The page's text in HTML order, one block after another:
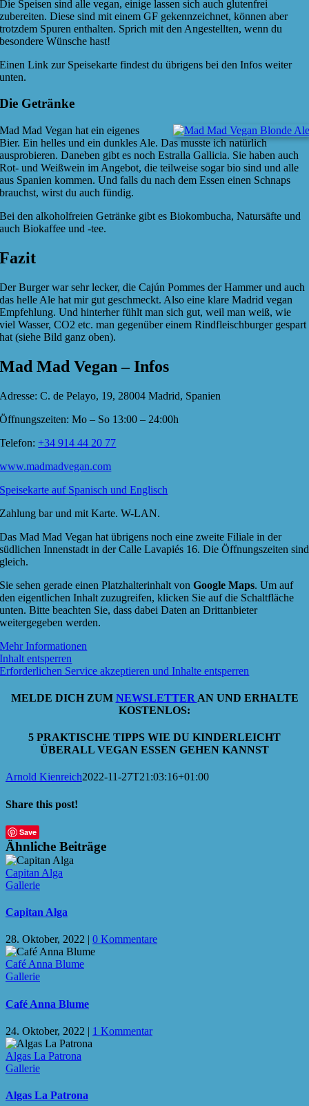
Die Speisen sind alle vegan, einige lassen sich auch glutenfrei
zubereiten. Diese sind mit einem GF gekennzeichnet, können aber
trotzdem Spuren enthalten. Sprich mit den Angestellten, wenn du
besondere Wünsche hast!
Einen Link zur Speisekarte findest du übrigens bei den Infos weiter
unten.
Die Getränke
Mad Mad Vegan hat ein eigenes
Bier. Ein helles und ein dunkles Ale. Das musste ich natürlich
ausprobieren. Daneben gibt es noch Estralla Gallicia. Sie haben auch
Rot- und Weißwein im Angebot, die teilweise sogar bio sind und alle
aus Spanien kommen. Und falls du nach dem Essen einen Schnaps
brauchst, wirst du auch fündig.
Bei den alkoholfreien Getränke gibt es Biokombucha, Natursäfte und
auch Biokaffee und -tee.
Fazit
Der Burger war sehr lecker, die Cajún Pommes der Hammer und auch
das helle Ale hat mir gut geschmeckt. Also eine klare Madrid vegan
Empfehlung. Und hinterher fühlt man sich gut, weil man weiß, wie
viel Wasser, CO2 etc. man gegenüber einem Rindfleischburger gespart
hat (siehe Bild ganz oben).
Mad Mad Vegan – Infos
Adresse: C. de Pelayo, 19, 28004 Madrid, Spanien
Öffnungszeiten: Mo – So 13:00 – 24:00h
Telefon:+34 914 44 20 77
www.madmadvegan.com
Speisekarte auf Spanisch und Englisch
Zahlung bar und mit Karte. W-LAN.
Das Mad Mad Vegan hat übrigens noch eine zweite Filiale in der
südlichen Innenstadt in der Calle Lavapiés 16. Die Öffnungszeiten sind
gleich.
Sie sehen gerade einen Platzhalterinhalt vonGoogle Maps. Um auf
den eigentlichen Inhalt zuzugreifen, klicken Sie auf die Schaltfläche
unten. Bitte beachten Sie, dass dabei Daten an Drittanbieter
weitergegeben werden.
Mehr Informationen
Inhalt entsperren
Erforderlichen Service akzeptieren und Inhalte entsperren
MELDE DICH ZUM NEWSLETTER AN UND ERHALTE
KOSTENLOS:
5 PRAKTISCHE TIPPS WIE DU KINDERLEICHT
ÜBERALL VEGAN ESSEN GEHEN KANNST
Arnold Kienreich2022-11-27T21:03:16+01:00
Share this post!
Facebook
X
LinkedIn
WhatsApp
Save E-
Mail
Ähnliche Beiträge
Capitan Alga
Gallerie
Capitan Alga
28. Oktober, 2022 0 Kommentare
Café Anna Blume
Gallerie
Café Anna Blume
24. Oktober, 2022 | 1 Kommentar
Algas La Patrona
Gallerie
Algas La Patrona